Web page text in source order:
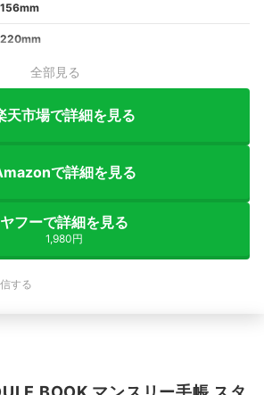
156mm
220mm
全部見る
天市場で詳細を見る
で詳細を見る
ヤフーで詳細を見る
1,980円
する